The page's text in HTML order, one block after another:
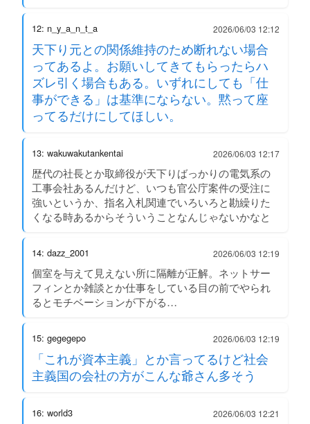
12: n_y_a_n_t_a 2026/06/03 12:12
天下り元との関係維持のため断れない場合
ってあるよ。お願いしてきてもらったらハ
ズレ引く場合もある。いずれにしても「仕
事ができる」は基準にならない。黙って座
ってるだけにしてほしい。
13: wakuwakutankentai 2026/06/03 12:17
歴代の社長とか取締役が天下りばっかりの電気系の
工事会社あるんだけど、いつも官公庁案件の受注に
強いというか、指名入札関連でいろいろと勘繰りた
くなる時あるからそういうことなんじゃないかなと
14: dazz_2001 2026/06/03 12:19
個室を与えて見えない所に隔離が正解。ネットサー
フィンとか雑談とか仕事をしている目の前でやられ
るとモチベーションが下がる…
15: gegegepo 2026/06/03 12:19
「これが資本主義」とか言ってるけど社会
主義国の会社の方がこんな爺さん多そう
16: world3 2026/06/03 12:21